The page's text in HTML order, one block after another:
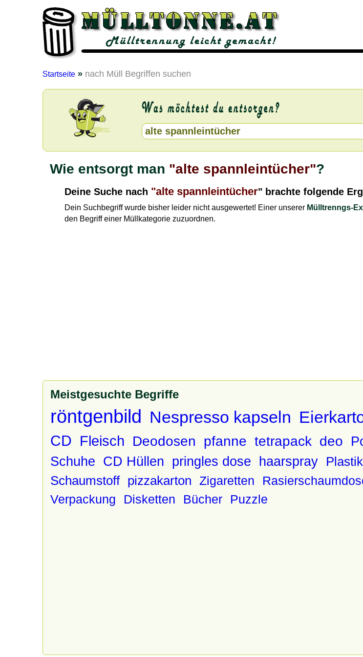
Startseite » nach Müll Begriffen suchen
Wie entsorgt man "alte spannleintücher"?
Deine Suche nach "alte spannleintücher" brachte folgende
Dein Suchbegriff wurde bisher leider nicht ausgewertet! Einer unserer Mülltrenngs-
den Begriff einer Müllkategorie zuzuordnen.
Meistgesuchte Begriffe
röntgenbild Nespresso kapseln
CD Fleisch Deodosen pfanne tetrapack deo
Schuhe CD Hüllen pringles dose haarspray Plastik
Schaumstoff
pizzakarton Zigaretten
Verpackung
Disketten Bücher Puzzle